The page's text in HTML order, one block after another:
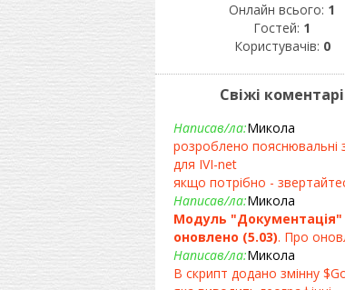
Онлайн всього: 1
Гостей: 1
Користувачів: 0
Свіжі коментарі
Написав/ла:Микола
розроблено пояснювальні
для IVI-net
якщо потрібно -
Написав/ла:Микола
Модуль "Документація"
оновлено (5.03). Про
Написав/ла:Микола
В скрипт додано змінну